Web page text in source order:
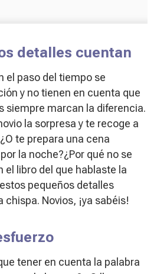
detalles cuentan
el paso del tiempo se
y no tienen en cuenta que
siempre marcan la diferencia.
la sorpresa y te recoge a
te prepara una cena
la noche?¿Por qué no se
el libro del que hablaste la
pequeños detalles
Novios, ¡ya sabéis!
tener en cuenta la palabra